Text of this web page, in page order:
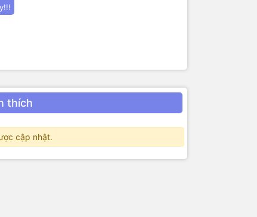
thích
cập nhật.